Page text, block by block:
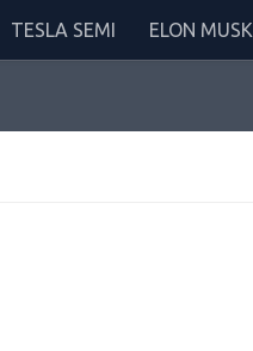
TESLA SEMI ELON MUSK